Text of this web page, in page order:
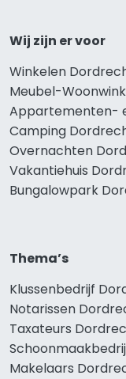
Wij zijn er voor
Winkelen
Meubel-
Appartementen-
Camping
Overnachten
Vakantiehuis
Bungalowpark
Thema’s
Klussenbedrijf
Notarissen
Taxateurs
Makelaars